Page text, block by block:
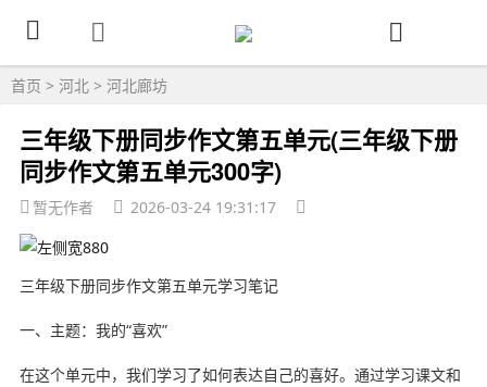
首页 > 河北 > 河北廊坊
三年级下册同步作文第五单元(三年级下册
同步作文第五单元300字)
暂无作者 2026-03-24 19:31:17
三年级下册同步作文第五单元学习笔记
一、主题：我的“喜欢”
在这个单元中，我们学习了如何表达自己的喜好。通过学习课文和